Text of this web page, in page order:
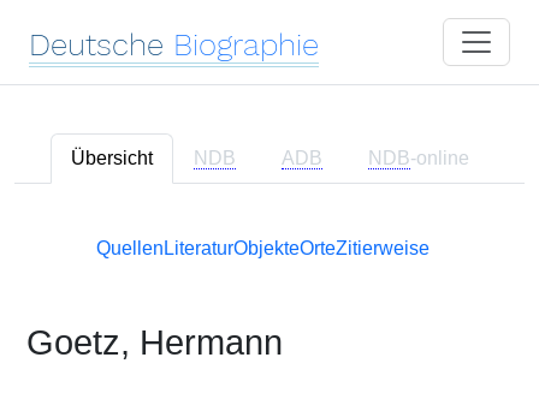
Deutsche Biographie
Übersicht NDB ADB NDB-online
Quellen LiteraturObjekteOrteZitierweise
Goetz, Hermann